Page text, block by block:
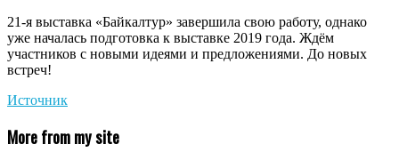
21-я выставка «Байкалтур» завершила свою работу, однако
уже началась подготовка к выставке 2019 года. Ждём
участников с новыми идеями и предложениями. До новых
встреч!
Источник
More from my site